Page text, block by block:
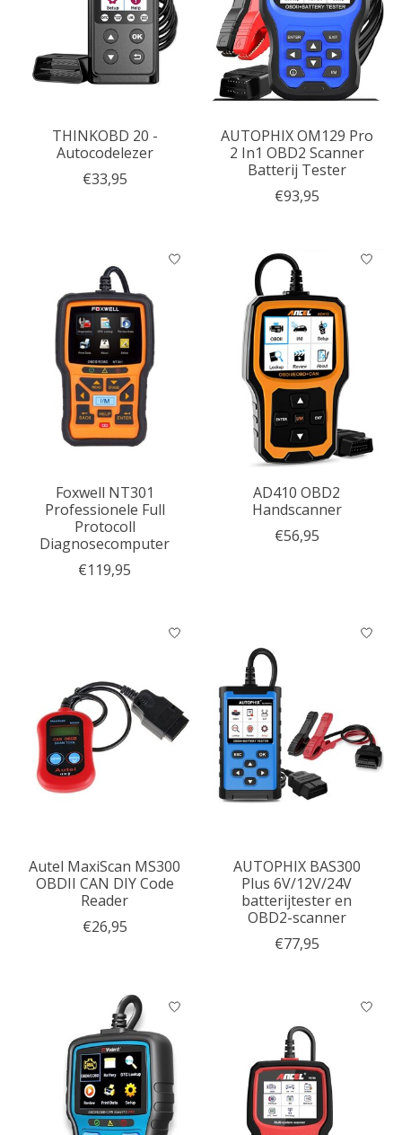
THINKOBD 20 -
Autocodelezer
€33,95
AUTOPHIX OM129 Pro
2 In1 OBD2 Scanner
Batterij Tester
€93,95
Foxwell NT301
Professionele Full
Protocoll
Diagnosecomputer
€119,95
AD410 OBD2
Handscanner
€56,95
Autel MaxiScan MS300
OBDII CAN DIY Code
Reader
€26,95
AUTOPHIX BAS300
Plus 6V/12V/24V
batterijtester en
OBD2-scanner
€77,95